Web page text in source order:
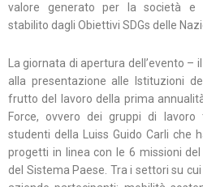
valore generato per la società e
stabilito dagli Obiettivi SDGs delle
La giornata di apertura dell’evento
alla presentazione alle Istituzioni
frutto del lavoro della prima
Force, ovvero dei gruppi di
studenti della Luiss Guido Carli che
progetti in linea con le 6 missioni
del Sistema Paese. Tra i settori su